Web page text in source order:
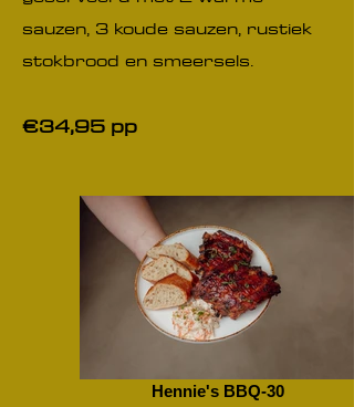
sauzen, 3 koude sauzen, rustiek
stokbrood en smeersels.
€34,95 pp
Hennie's BBQ-30